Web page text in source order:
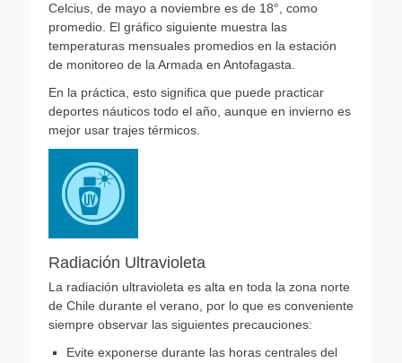
Celcius, de mayo a noviembre es de 18°, como
promedio. El gráfico siguiente muestra las
temperaturas mensuales promedios en la estación
de monitoreo de la Armada en Antofagasta.
En la práctica, esto significa que puede practicar
deportes náuticos todo el año, aunque en invierno es
mejor usar trajes térmicos.
Radiación Ultravioleta
La radiación ultravioleta es alta en toda la zona norte
de Chile durante el verano, por lo que es conveniente
siempre observar las siguientes precauciones:
Evite exponerse durante las horas centrales del